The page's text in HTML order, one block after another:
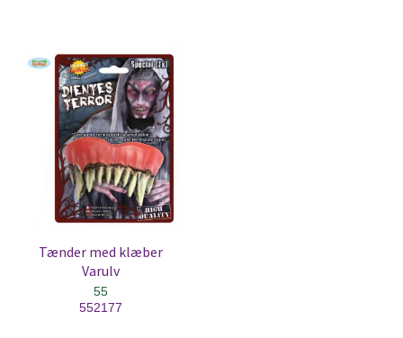
Tænder med klæber
Varulv
55
552177